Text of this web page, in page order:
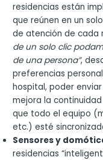
residencias están
que reúnen en un
de atención de cada
de un solo clic
de una persona”,
preferencias
hospital, poder
mejora la
que todo el equipo
etc.) esté
Sensores y
residencias